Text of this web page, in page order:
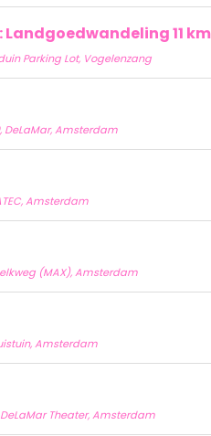
Landgoedwandeling 11 km
Parking Lot, Vogelenzang
DeLaMar, Amsterdam
Amsterdam
(MAX), Amsterdam
Amsterdam
DeLaMar Theater, Amsterdam